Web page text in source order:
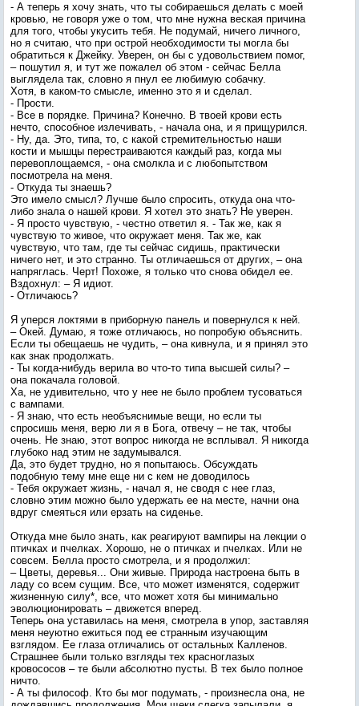
- А теперь я хочу знать, что ты собираешься делать с моей
кровью, не говоря уже о том, что мне нужна веская причина
для того, чтобы укусить тебя. Не подумай, ничего личного,
но я считаю, что при острой необходимости ты могла бы
обратиться к Джейку. Уверен, он бы с удовольствием помог,
– пошутил я, и тут же пожалел об этом - сейчас Белла
выглядела так, словно я пнул ее любимую собачку.
Хотя, в каком-то смысле, именно это я и сделал.
- Прости.
- Все в порядке. Причина? Конечно. В твоей крови есть
нечто, способное излечивать, - начала она, и я прищурился.
- Ну, да. Это, типа, то, с какой стремительностью наши
кости и мышцы перестраиваются каждый раз, когда мы
перевоплощаемся, - она смолкла и с любопытством
посмотрела на меня.
- Откуда ты знаешь?
Это имело смысл? Лучше было спросить, откуда она что-
либо знала о нашей крови. Я хотел это знать? Не уверен.
- Я просто чувствую, - честно ответил я. - Так же, как я
чувствую то живое, что окружает меня. Так же, как
чувствую, что там, где ты сейчас сидишь, практически
ничего нет, и это странно. Ты отличаешься от других, – она
напряглась. Черт! Похоже, я только что снова обидел ее.
Вздохнул: – Я идиот.
- Отличаюсь?
Я уперся локтями в приборную панель и повернулся к ней.
– Окей. Думаю, я тоже отличаюсь, но попробую объяснить.
Если ты обещаешь не чудить, – она кивнула, и я принял это
как знак продолжать.
- Ты когда-нибудь верила во что-то типа высшей силы? –
она покачала головой.
Ха, не удивительно, что у нее не было проблем тусоваться
с вампами.
- Я знаю, что есть необъяснимые вещи, но если ты
спросишь меня, верю ли я в Бога, отвечу – не так, чтобы
очень. Не знаю, этот вопрос никогда не всплывал. Я никогда
глубоко над этим не задумывался.
Да, это будет трудно, но я попытаюсь. Обсуждать
подобную тему мне еще ни с кем не доводилось
- Тебя окружает жизнь, - начал я, не сводя с нее глаз,
словно этим можно было удержать ее на месте, начни она
вдруг смеяться или ерзать на сиденье.
Откуда мне было знать, как реагируют вампиры на лекции о
птичках и пчелках. Хорошо, не о птичках и пчелках. Или не
совсем. Белла просто смотрела, и я продолжил:
– Цветы, деревья... Они живые. Природа настроена быть в
ладу со всем сущим. Все, что может изменятся, содержит
жизненную силу*, все, что может хотя бы минимально
эволюционировать – движется вперед.
Теперь она уставилась на меня, смотрела в упор, заставляя
меня неуютно ежиться под ее странным изучающим
взглядом. Ее глаза отличались от остальных Калленов.
Страшнее были только взгляды тех красноглазых
кровососов – те были абсолютно пусты. В тех было полное
ничто.
- А ты философ. Кто бы мог подумать, - произнесла она, не